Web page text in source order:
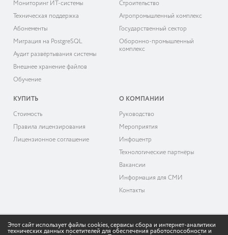
Мониторинг ИТ-системы
Техническая поддержка
Абонементы
Миграция на PostgreSQL
Аудит развёртывания системы
Внешнее хранение файлов
Обучение
Строительство
Агропромышленный комплекс
Государственный сектор
Оборонно-промышленный
комплекс
КУПИТЬ
Cтоимость
Правила лицензирования
Лицензионное соглашение
О КОМПАНИИ
Руководство
Мероприятия
Инфоцентр
Технологические партнёры
Вакансии
Информация для СМИ
Контакты
© 2026 «ДоксВижн»
Этот сайт использует файлы cookies, сервисы сбора и интернет-аналитики
технических данных посетителей для обеспечения работоспособности и